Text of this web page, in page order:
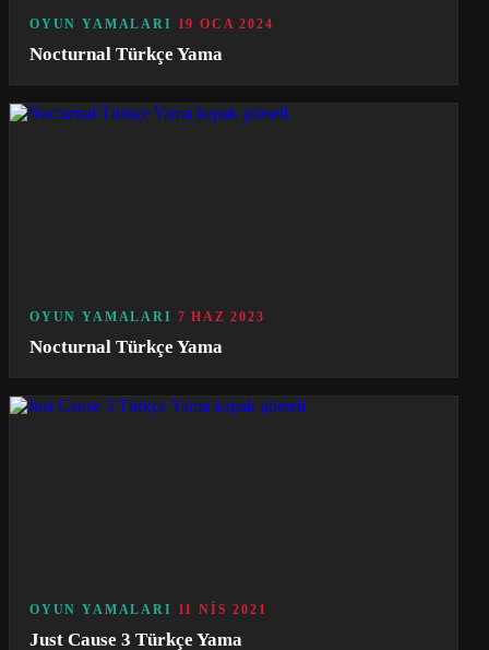
OYUN YAMALARI 19 OCA 2024
Nocturnal Türkçe Yama
OYUN YAMALARI 7 HAZ 2023
Nocturnal Türkçe Yama
OYUN YAMALARI 11 NIS 2021
Just Cause 3 Türkçe Yama